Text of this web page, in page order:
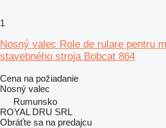
1
Nosný valec Role de rulare pentru
stavebného stroja Bobcat 864
Cena na požiadanie
Nosný valec
Rumunsko
ROYAL DRU SRL
Obráťte sa na predajcu